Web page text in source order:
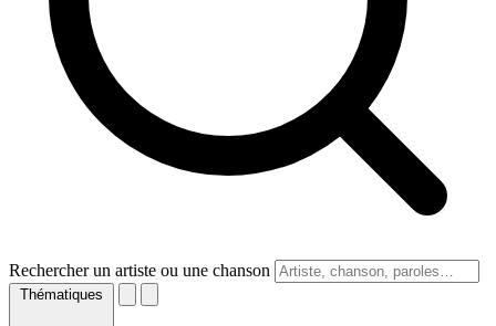
Rechercher un artiste ou une chanson
Thématiques